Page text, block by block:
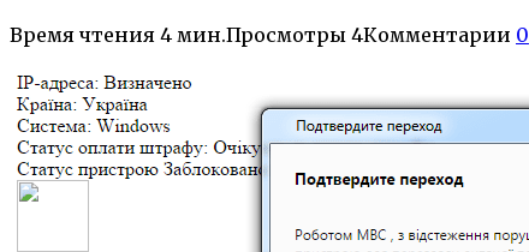
Время чтения 4 мин.Просмотры 4Комментарии 0